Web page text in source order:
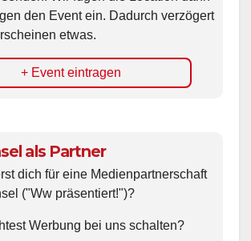
den Event ein. Dadurch verzögert
etwas.
+ Event eintragen
als Partner
dich für eine Medienpartnerschaft
("Ww präsentiert!")?
Werbung bei uns schalten?